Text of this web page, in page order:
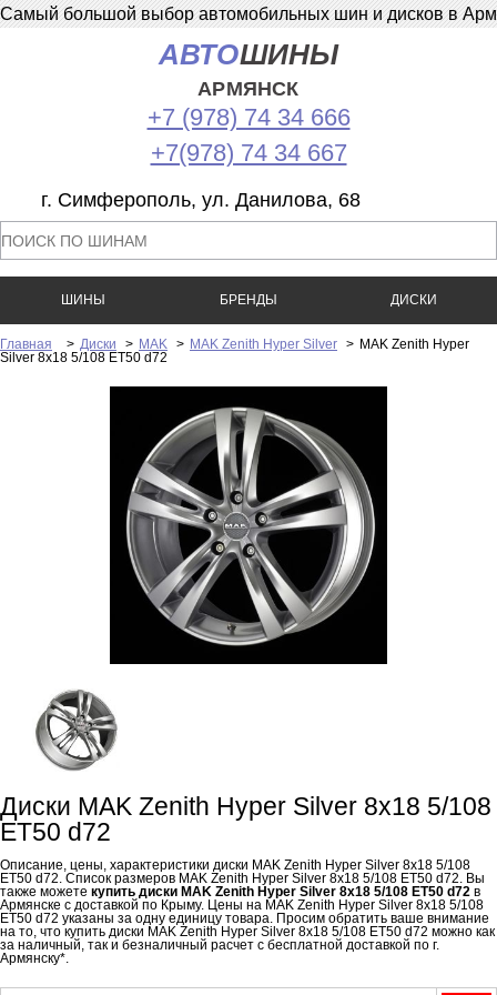
Самый большой выбор автомобильных шин и дисков в
АВТОШИНЫ
АРМЯНСК
+7 (978) 74 34 666
+7(978) 74 34 667
г. Симферополь, ул. Данилова, 68
ШИНЫ БРЕНДЫ ДИСКИ
Главная > Диски > MAK > MAK Zenith Hyper Silver > MAK Zenith Hyper
Silver 8x18 5/108 ET50 d72
Диски MAK Zenith Hyper Silver 8x18 5/108
ET50 d72
Описание, цены, характеристики диски MAK Zenith Hyper Silver 8x18 5/108
ET50 d72. Список размеров MAK Zenith Hyper Silver 8x18 5/108 ET50 d72. Вы
также можете купить диски MAK Zenith Hyper Silver 8x18 5/108 ET50 d72 в
Армянске с доставкой по Крыму. Цены на MAK Zenith Hyper Silver 8x18 5/108
ET50 d72 указаны за одну единицу товара. Просим обратить ваше внимание
на то, что купить диски MAK Zenith Hyper Silver 8x18 5/108 ET50 d72 можно как
за наличный, так и безналичный расчет с бесплатной доставкой по г.
Армянску*.